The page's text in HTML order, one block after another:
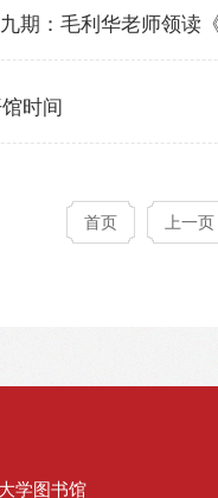
期：毛利华老师领读
时间
首页 上一页
学图书馆